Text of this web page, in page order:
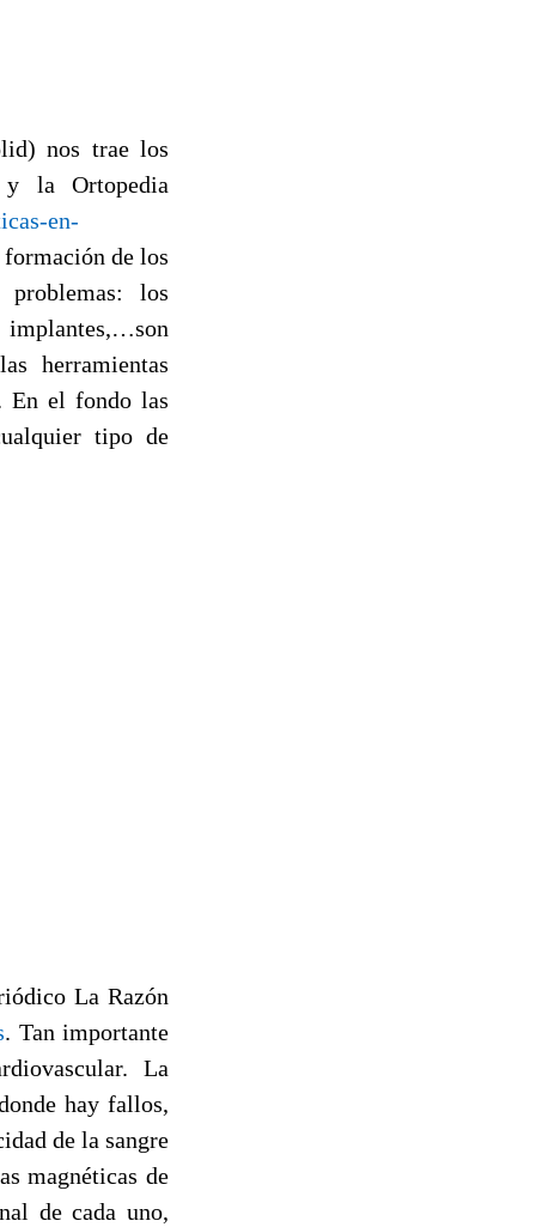
nos trae los
la Ortopedia
en-
de los
los
herramientas
En el fondo las
tipo de
La Razón
. Tan importante
La
hay fallos,
de la sangre
magnéticas de
de cada uno,